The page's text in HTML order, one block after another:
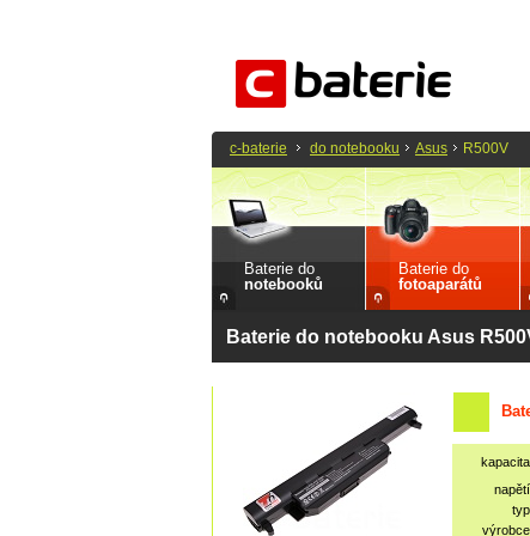
Baterie do
notebooků
Baterie do
fotoaparátů
Baterie do notebooku Asus
kapacita
napětí
typ
výrobce
c-baterie do notebooku Asus R500V